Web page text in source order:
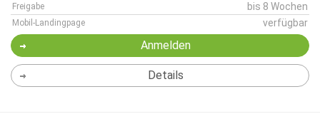
Freigabe bis 8 Wochen
Mobil-Landingpage verfügbar
Anmelden
Details